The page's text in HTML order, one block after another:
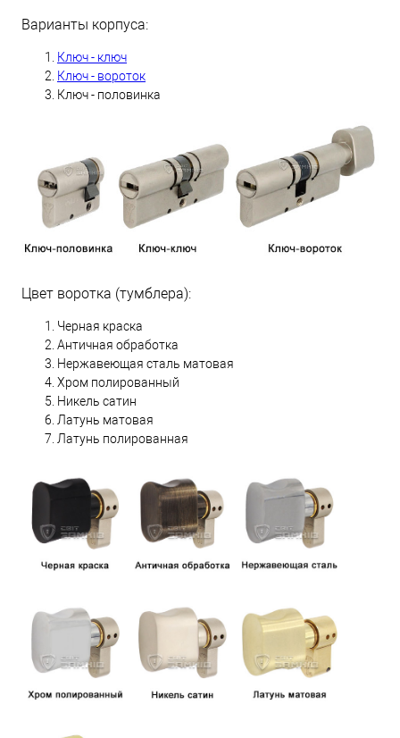
Варианты корпуса:
Ключ - ключ
Ключ - вороток
Ключ - половинка
Цвет воротка (тумблера):
Черная краска
Античная обработка
Нержавеющая сталь матовая
Хром полированный
Никель сатин
Латунь матовая
Латунь полированная